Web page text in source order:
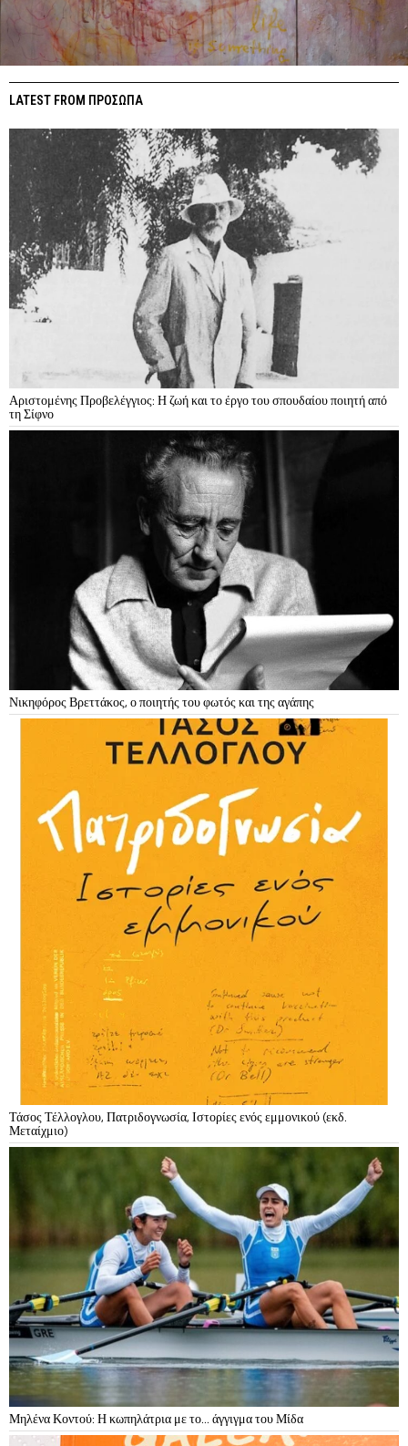
LATEST FROM ΠΡΟΣΩΠΑ
Αριστομένης Προβελέγγιος: Η ζωή και το έργο του σπουδαίου ποιητή από
τη Σίφνο
Νικηφόρος Βρεττάκος, ο ποιητής του φωτός και της αγάπης
Τάσος Τέλλογλου, Πατριδογνωσία, Ιστορίες ενός εμμονικού (εκδ.
Μεταίχμιο)
Μηλένα Κοντού: Η κωπηλάτρια με το… άγγιγμα του Μίδα